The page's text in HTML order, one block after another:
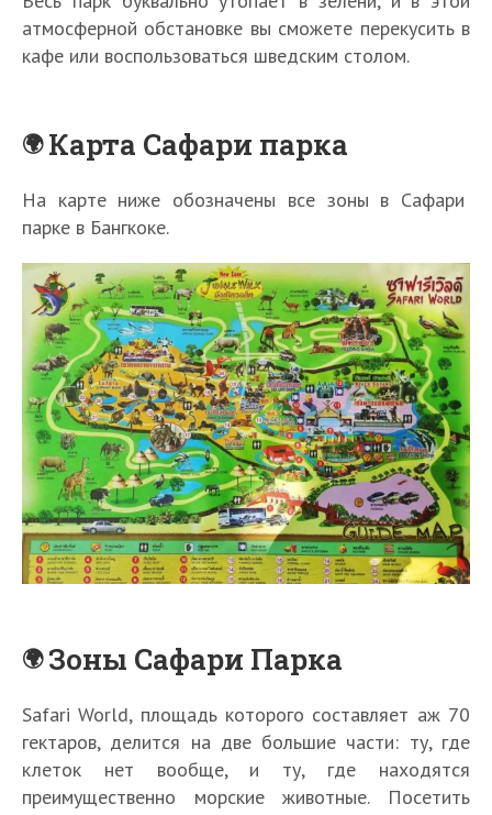
атмосферной обстановке вы сможете перекусить в
кафе или воспользоваться шведским столом.
Карта Сафари парка
На карте ниже обозначены все зоны в Сафари
парке в Бангкоке.
Зоны Сафари Парка
Safari World, площадь которого составляет аж 70
гектаров, делится на две большие части: ту, где
клеток нет вообще, и ту, где находятся
преимущественно морские животные. Посетить